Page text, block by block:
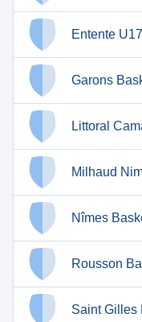
Entente
Garons
Littoral
Milhaud
Nîmes
Rousson
Saint Gilles